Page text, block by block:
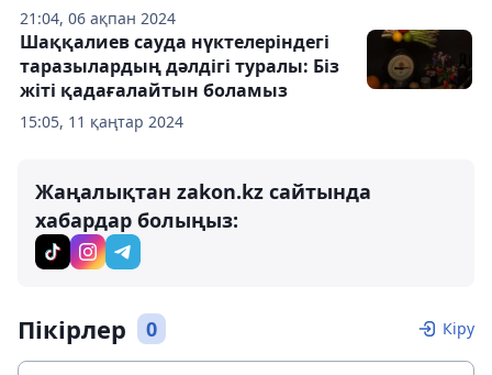
21:04, 06 ақпан 2024
15:05, 11 қаңтар 2024
Шаққалиев сауда нүктелеріндегі
таразылардың дәлдігі туралы: Біз
жіті қадағалайтын боламыз
Жаңалықтан zakon.kz сайтында
хабардар болыңыз:
Пікірлер 0 Кіру